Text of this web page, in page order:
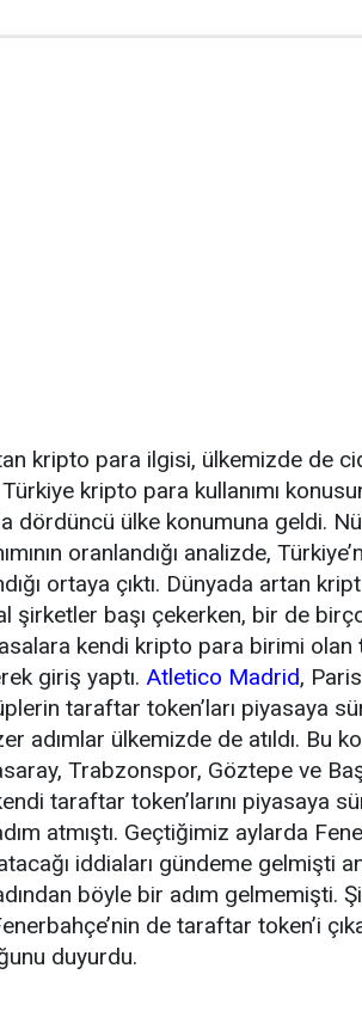
kripto para ilgisi, ülkemizde de
kripto para kullanımı
dördüncü ülke konumuna geldi.
oranlandığı analizde,
ortaya çıktı. Dünyada artan
şirketler başı çekerken, bir de
kendi kripto para birimi olan
giriş yaptı. Atletico Madrid,
taraftar token’ları piyasaya
adımlar ülkemizde de atıldı. Bu
Trabzonspor, Göztepe ve
taraftar token’larını piyasaya
atmıştı. Geçtiğimiz aylarda
iddiaları gündeme gelmişti
böyle bir adım gelmemişti.
de taraftar token’i
duyurdu.